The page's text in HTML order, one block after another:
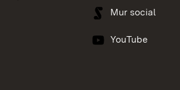
Mur social
YouTube